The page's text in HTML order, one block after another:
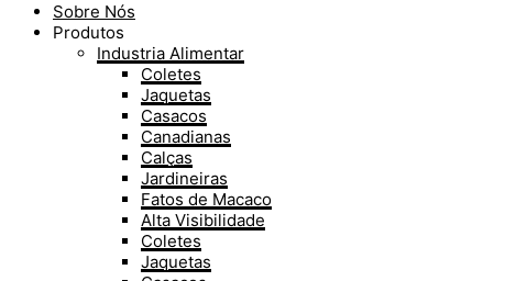
Sobre Nós
Produtos
Industria Alimentar
Coletes
Jaquetas
Casacos
Canadianas
Calças
Jardineiras
Fatos de Macaco
Alta Visibilidade
Coletes
Jaquetas